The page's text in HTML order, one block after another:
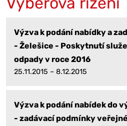
Výzva k podání nabídky a
- Želešice - Poskytnutí
odpady v roce 2016
25.11.2015 – 8.12.2015
Výzva k podání nabídek do
- zadávací podmínky